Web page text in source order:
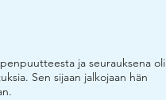
ja seurauksena oli
Sen sijaan jalkojaan hän